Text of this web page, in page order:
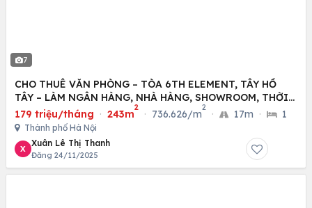
7
CHO THUÊ VĂN PHÒNG – TÒA 6TH ELEMENT, TÂY HỒ
TÂY – LÀM NGÂN HÀNG, NHÀ HÀNG, SHOWROOM, THỜI
TRANG
179 triệu/tháng · 243m
2
· 736.626/m
2
· 17m · 1
Thành phố Hà Nội
X
Xuân Lê Thị Thanh
Đăng 24/11/2025